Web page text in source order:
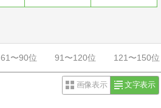
61〜90位 91〜120位 121〜150位
画像表示 文字表示